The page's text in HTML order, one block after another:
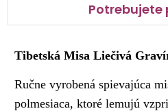
Potrebujete
Tibetská Misa Liečivá
Ručne vyrobená spievajúca
polmesiaca, ktoré lemujú